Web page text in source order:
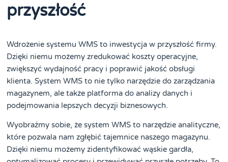
przyszłość
Wdrożenie systemu WMS to inwestycja w przyszłość firmy.
Dzięki niemu możemy zredukować koszty operacyjne,
zwiększyć wydajność pracy i poprawić jakość obsługi
klienta. System WMS to nie tylko narzędzie do zarządzania
magazynem, ale także platforma do analizy danych i
podejmowania lepszych decyzji biznesowych.
Wyobraźmy sobie, że system WMS to narzędzie analityczne,
które pozwala nam zgłębić tajemnice naszego magazynu.
Dzięki niemu możemy zidentyfikować wąskie gardła,